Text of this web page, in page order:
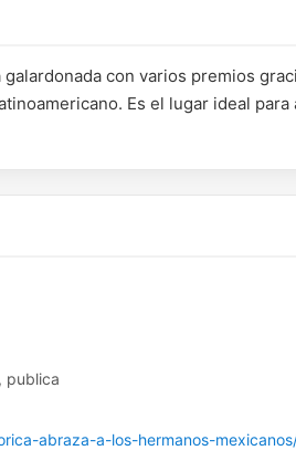
con varios premios
Es el lugar ideal para
publica
abraza-a-los-hermanos-